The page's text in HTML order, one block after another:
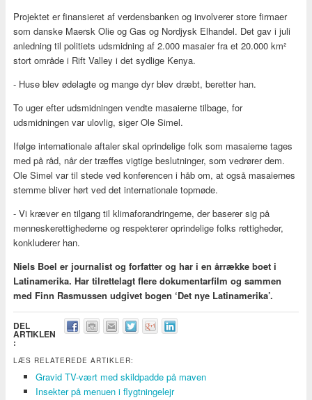
Projektet er finansieret af verdensbanken og involverer store firmaer
som danske Maersk Olie og Gas og Nordjysk Elhandel. Det gav i juli
anledning til politiets udsmidning af 2.000 masaier fra et 20.000 km²
stort område i Rift Valley i det sydlige Kenya.
- Huse blev ødelagte og mange dyr blev dræbt, beretter han.
To uger efter udsmidningen vendte masaierne tilbage, for
udsmidningen var ulovlig, siger Ole Simel.
Ifølge internationale aftaler skal oprindelige folk som masaierne tages
med på råd, når der træffes vigtige beslutninger, som vedrører dem.
Ole Simel var til stede ved konferencen i håb om, at også masaiernes
stemme bliver hørt ved det internationale topmøde.
- Vi kræver en tilgang til klimaforandringerne, der baserer sig på
menneskerettighederne og respekterer oprindelige folks rettigheder,
konkluderer han.
Niels Boel er journalist og forfatter og har i en årrække boet i
Latinamerika. Har tilrettelagt flere dokumentarfilm og sammen
med Finn Rasmussen udgivet bogen ‘Det nye Latinamerika’.
DEL
ARTIKLEN
:
LÆS RELATEREDE ARTIKLER:
Gravid TV-vært med skildpadde på maven
​Insekter på menuen i flygtningelejr